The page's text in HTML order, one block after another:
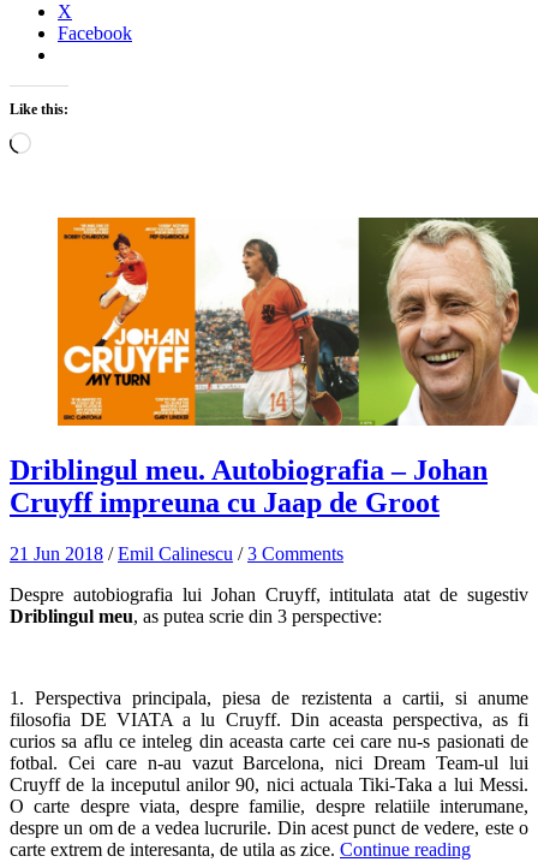
X
Facebook
Like this:
Loading…
Driblingul meu. Autobiografia – Johan
Cruyff impreuna cu Jaap de Groot
21 Jun 2018 /Emil Calinescu /3 Comments
Despre autobiografia lui Johan Cruyff, intitulata atat de sugestiv
Driblingul meu, as putea scrie din 3 perspective:
1. Perspectiva principala, piesa de rezistenta a cartii, si anume
filosofia DE VIATA a lu Cruyff. Din aceasta perspectiva, as fi
curios sa aflu ce inteleg din aceasta carte cei care nu-s pasionati de
fotbal. Cei care n-au vazut Barcelona, nici Dream Team-ul lui
Cruyff de la inceputul anilor 90, nici actuala Tiki-Taka a lui Messi.
O carte despre viata, despre familie, despre relatiile interumane,
despre un om de a vedea lucrurile. Din acest punct de vedere, este o
carte extrem de interesanta, de utila as zice. Continue reading